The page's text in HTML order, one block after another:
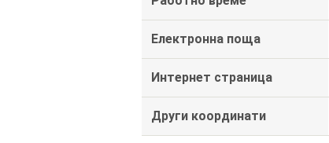
Електронна поща
Интернет страница
Други координати